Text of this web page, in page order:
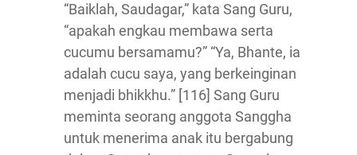
“Baiklah, Saudagar,” kata Sang Guru,
“apakah engkau membawa serta
cucumu bersamamu?” “Ya, Bhante, ia
adalah cucu saya, yang berkeinginan
menjadi bhikkhu.” [116] Sang Guru
meminta seorang anggota Sanggha
untuk menerima anak itu bergabung